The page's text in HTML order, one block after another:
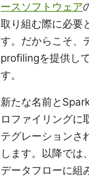
ースソフトウェア
取り組む際に必要
す。だからこそ、
profilingを提供し
す。
新たな名前と
ロファイリングに
テグレーションさ
します。以降で
データフローに組